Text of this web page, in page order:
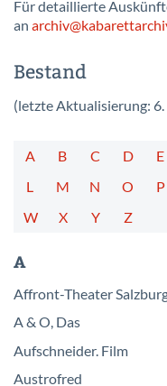
Für detaillierte
an archiv@
Bestand
(letzte Aktualisierung:
A B C D E
L
M N O P
W
X Y Z
A
Affront-Theater
A & O, Das
Aufschneider. Film
Austrofred